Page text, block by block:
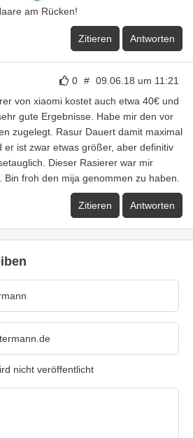
am Rücken!
Zitieren Antworten
0 # 09.06.18 um 11:21
von xiaomi kostet auch etwa 40€ und
gute Ergebnisse. Habe mir den vor
zugelegt. Rasur Dauert damit maximal
er ist zwar etwas größer, aber definitiv
Dieser Rasierer war mir
Bin froh den mija genommen zu haben.
Zitieren Antworten
nicht veröffentlicht